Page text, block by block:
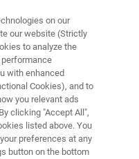
on our
our website (Strictly
to analyze the
with enhanced
Cookies), and to
you relevant ads
clicking "Accept All",
listed above. You
preferences at any
button on the bottom